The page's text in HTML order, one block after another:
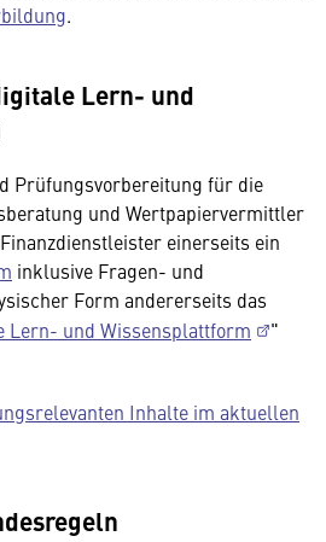
.
Lern- und
Prüfungsvorbereitung für die
und Wertpapiervermittler
einerseits ein
inklusive Fragen- und
Form andererseits das
Lern- und Wissensplattform
"
Inhalte im aktuellen